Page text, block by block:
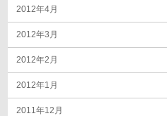
2012年4月
2012年3月
2012年2月
2012年1月
2011年12月